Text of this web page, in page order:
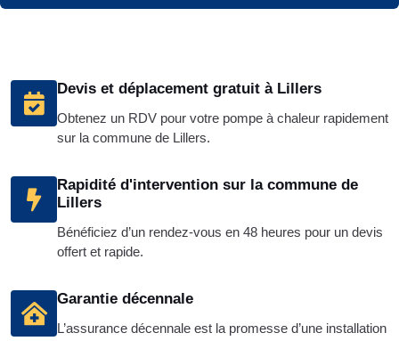
Devis et déplacement gratuit à Lillers
Obtenez un RDV pour votre pompe à chaleur rapidement
sur la commune de Lillers.
Rapidité d'intervention sur la commune de
Lillers
Bénéficiez d’un rendez-vous en 48 heures pour un devis
offert et rapide.
Garantie décennale
L’assurance décennale est la promesse d’une installation